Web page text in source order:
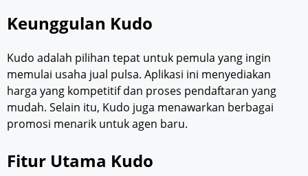
Keunggulan Kudo
Kudo adalah pilihan tepat untuk pemula yang ingin
memulai usaha jual pulsa. Aplikasi ini menyediakan
harga yang kompetitif dan proses pendaftaran yang
mudah. Selain itu, Kudo juga menawarkan berbagai
promosi menarik untuk agen baru.
Fitur Utama Kudo